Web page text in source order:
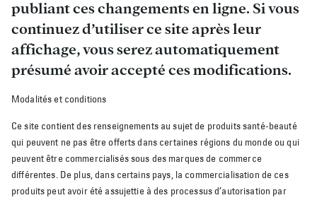
publiant ces changements en ligne. Si vous
continuez d’utiliser ce site après leur
affichage, vous serez automatiquement
présumé avoir accepté ces modifications.
Modalités et conditions
Ce site contient des renseignements au sujet de produits santé-beauté
qui peuvent ne pas être offerts dans certaines régions du monde ou qui
peuvent être commercialisés sous des marques de commerce
différentes. De plus, dans certains pays, la commercialisation de ces
produits peut avoir été assujettie à des processus d’autorisation par